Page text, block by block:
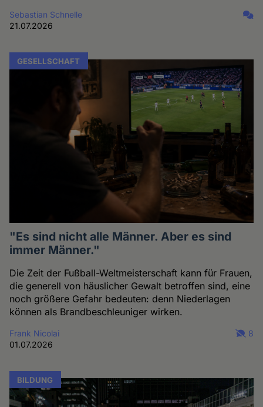
Sebastian Schnelle
21.07.2026
GESELLSCHAFT
"Es sind nicht alle Männer. Aber es sind
immer Männer."
Die Zeit der Fußball-Weltmeisterschaft kann für Frauen,
die generell von häuslicher Gewalt betroffen sind, eine
noch größere Gefahr bedeuten: denn Niederlagen
können als Brandbeschleuniger wirken.
Frank Nicolai
01.07.2026
8
BILDUNG